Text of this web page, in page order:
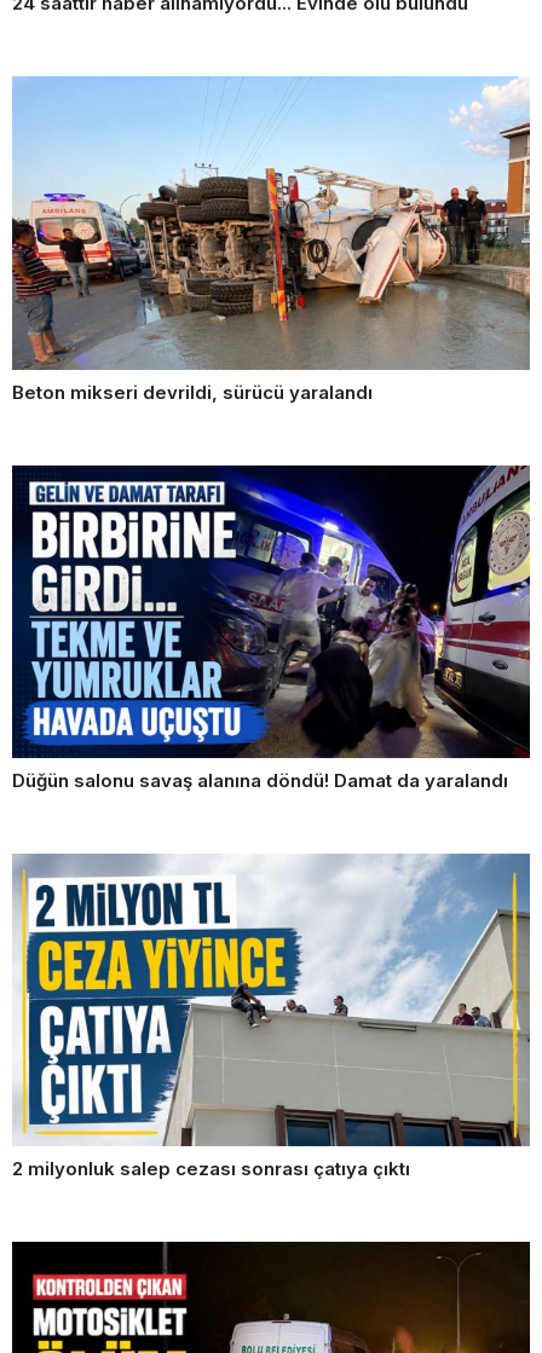
Beton mikseri devrildi, sürücü yaralandı
Düğün salonu savaş alanına döndü! Damat da yaralandı
2 milyonluk salep cezası sonrası çatıya çıktı